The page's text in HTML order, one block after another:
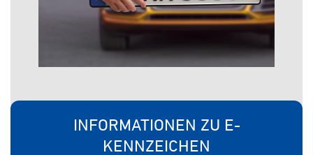
INFORMATIONEN ZU E-
KENNZEICHEN